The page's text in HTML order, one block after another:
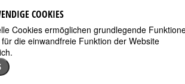
Gertrud Scholtz-Klink
COOKIES
Cookies ermöglichen grundlegende
die einwandfreie Funktion der Website